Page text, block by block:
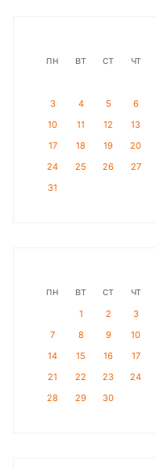
пн
вт ст чт
3
4 5 6
10
11 12 13
17
18 19 20
24
25 26 27
31
пн
вт ст чт
1 2 3
7
8 9 10
14
15 16 17
21
22 23 24
28
29 30